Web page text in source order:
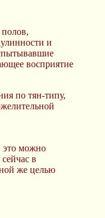
и
восприятие
по тян-типу,
это можно
в
же целью